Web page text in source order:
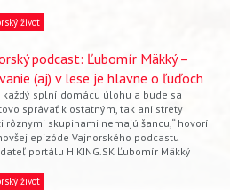
život
podcast: Ľubomír Mäkký –
(aj) v lese je hlavne o ľuďoch
každý splní domácu úlohu a bude sa
správať k ostatným, tak ani strety
rôznymi skupinami nemajú šancu,“ hovorí
epizóde Vajnorského podcastu
portálu HIKING.SK Ľubomír Mäkký
život